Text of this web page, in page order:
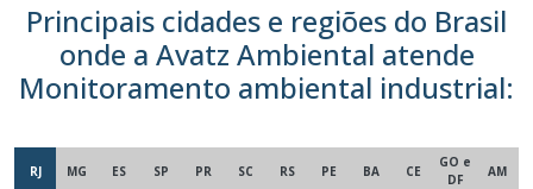
Principais cidades e regiões do Brasil
onde a Avatz Ambiental atende
Monitoramento ambiental industrial:
RJ MG ES SP PR SC RS PE BA CE
GO e
DF
AM